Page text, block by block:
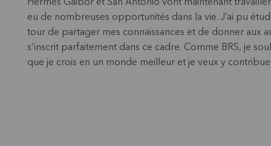
Hermes Gaibor et San Antonio vont maintenant
eu de nombreuses opportunités dans la vie. J’ai pu
tour de partager mes connaissances et de donner aux
s’inscrit parfaitement dans ce cadre. Comme BRS, je
que je crois en un monde meilleur et je veux y